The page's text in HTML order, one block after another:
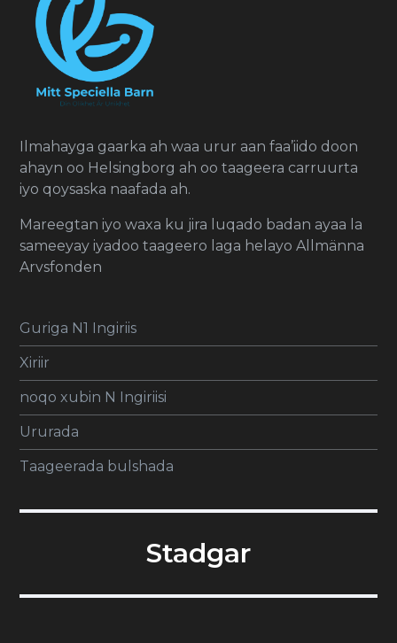
Ilmahayga gaarka ah waa urur aan faa’iido doon
ahayn oo Helsingborg ah oo taageera carruurta
iyo qoysaska naafada ah.
Mareegtan iyo waxa ku jira luqado badan ayaa la
sameeyay iyadoo taageero laga helayo Allmänna
Arvsfonden
Guriga N1 Ingiriis
Xiriir
noqo xubin N Ingiriisi
Ururada
Taageerada bulshada
Stadgar